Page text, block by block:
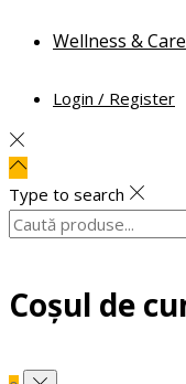
Wellness & Care
Login / Register
Type to search
Search
Coșul de